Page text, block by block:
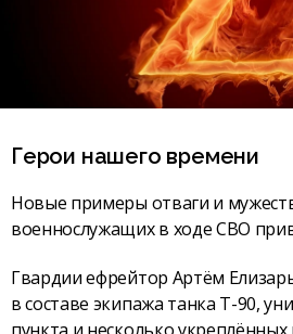
Герои нашего времени
Новые примеры отваги и
военнослужащих в ходе СВО
Гвардии ефрейтор Артём
в составе экипажа танка Т-90,